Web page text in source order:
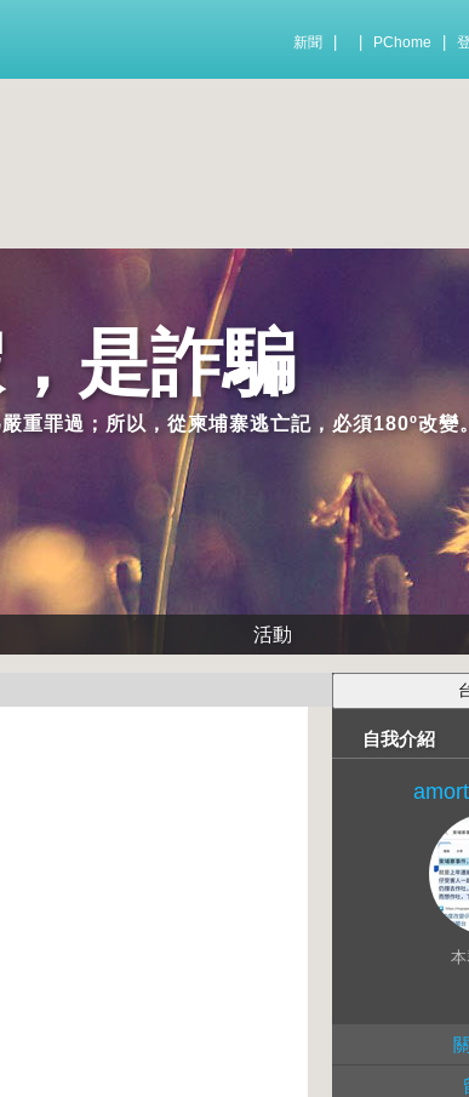
新聞 PChome
是詐騙
重罪過；所以，從柬埔寨逃亡記，必須180º改變
活動
自我介紹